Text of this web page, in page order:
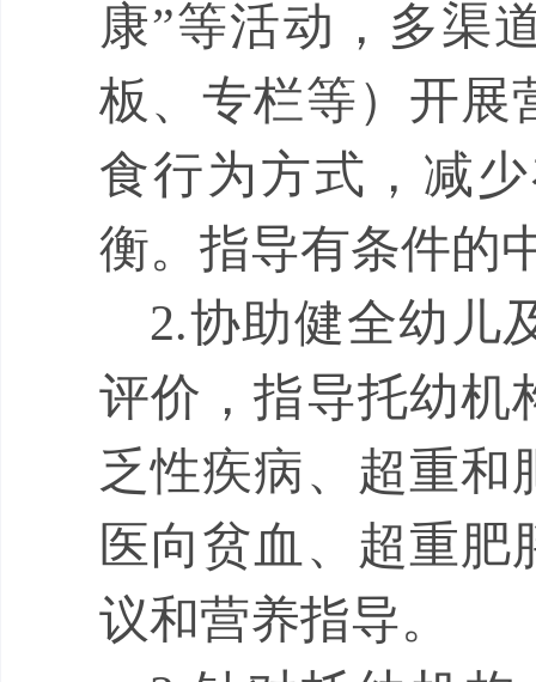
康”等活动，多渠
板、专栏等）开展
食行为方式，减
衡。指导有条件的
2.协助健全幼儿
评价，指导托幼机
乏性疾病、超重和
医向贫血、超重
议和营养指导。